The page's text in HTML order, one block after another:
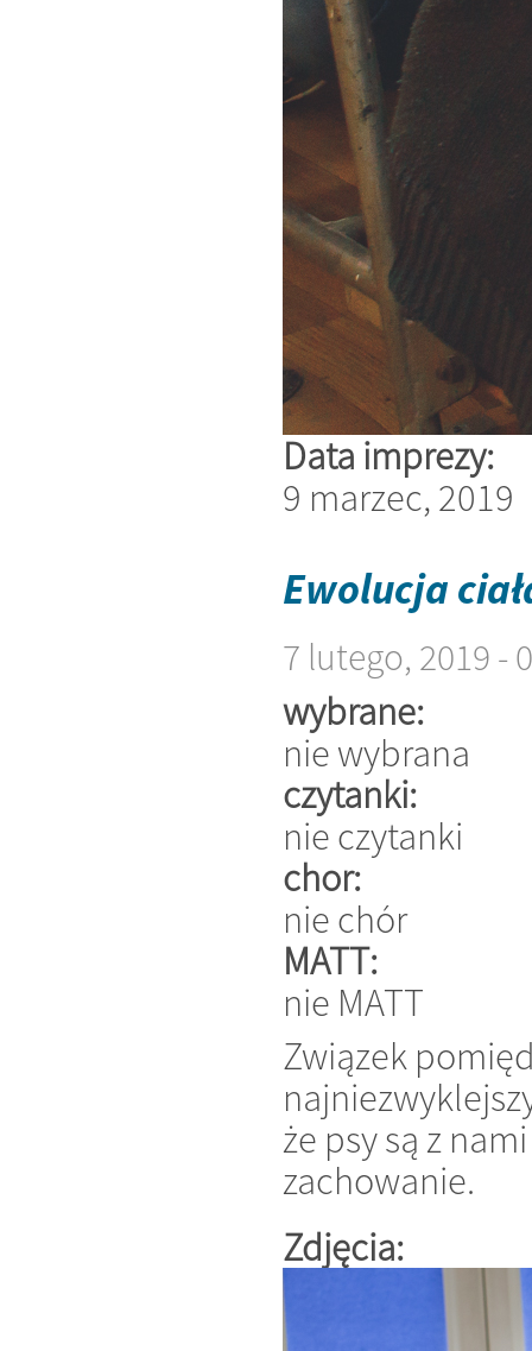
Data imprezy:
9 marzec, 2019
Ewolucja
7 lutego, 2019 -
wybrane:
nie wybrana
czytanki:
nie czytanki
chor:
nie chór
MATT:
nie MATT
Związek
że psy są z
zachowanie.
Zdjęcia: